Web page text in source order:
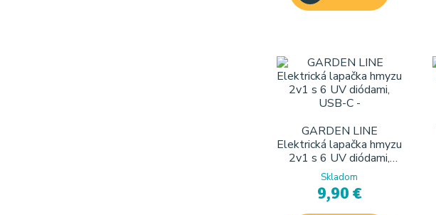
GARDEN LINE
Elektrická lapačka hmyzu
2v1 s 6 UV diódami,
USB-C
Skladom
9,90 €